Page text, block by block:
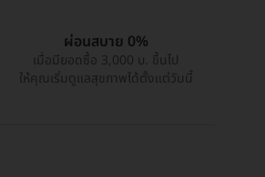
ผ่อนสบาย 0%
เมื่อมียอดซื้อ 3,000 บ. ขึ้นไป
ให้คุณเริ่มดูแลสุขภาพได้ตั้งแต่วันนี้